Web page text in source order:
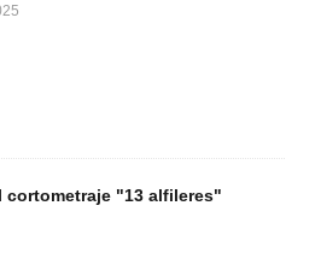
cortometraje "13 alfileres"